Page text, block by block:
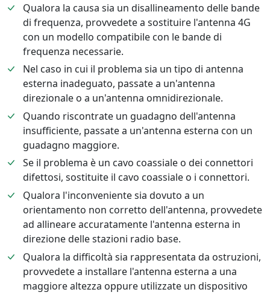
Qualora la causa sia un disallineamento delle bande
di frequenza, provvedete a sostituire l'antenna 4G
con un modello compatibile con le bande di
frequenza necessarie.
Nel caso in cui il problema sia un tipo di antenna
esterna inadeguato, passate a un'antenna
direzionale o a un'antenna omnidirezionale.
Quando riscontrate un guadagno dell'antenna
insufficiente, passate a un'antenna esterna con un
guadagno maggiore.
Se il problema è un cavo coassiale o dei connettori
difettosi, sostituite il cavo coassiale o i connettori.
Qualora l'inconveniente sia dovuto a un
orientamento non corretto dell'antenna, provvedete
ad allineare accuratamente l'antenna esterna in
direzione delle stazioni radio base.
Qualora la difficoltà sia rappresentata da ostruzioni,
provvedete a installare l'antenna esterna a una
maggiore altezza oppure utilizzate un dispositivo